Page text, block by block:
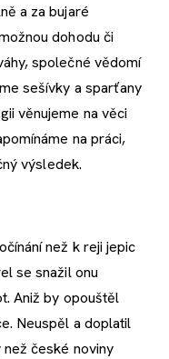
a za bujaré
dohodu či
společné vědomí
sešívky a sparťany
věnujeme na věci
na práci,
výsledek.
než k reji jepic
se snažil onu
Aniž by opouštěl
Neuspěl a doplatil
než české noviny